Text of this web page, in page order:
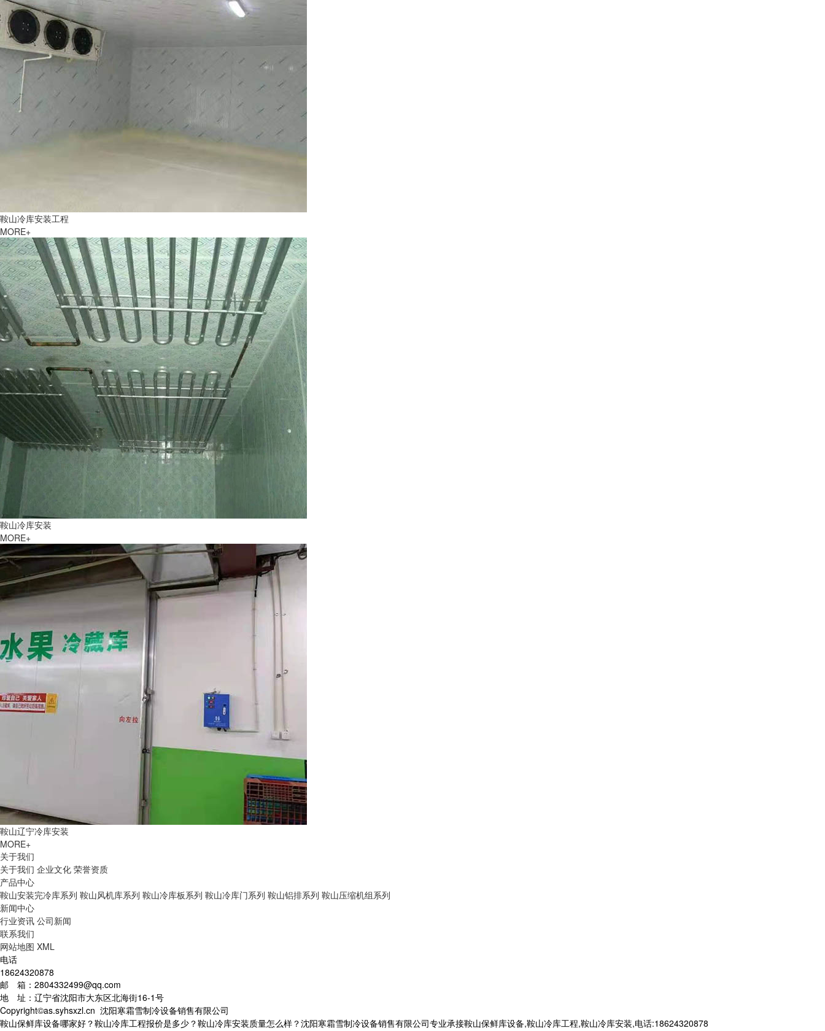
鞍山冷库安装工程
MORE+
鞍山冷库安装
MORE+
鞍山辽宁冷库安装
MORE+
关于我们
关于我们 企业文化 荣誉资质
产品中心
鞍山安装完冷库系列 鞍山风机库系列 鞍山冷库板系列 鞍山冷库门系列 鞍山铝排系列 鞍山压缩机组系列
新闻中心
行业资讯 公司新闻
联系我们
网站地图 XML
电话
18624320878
邮 箱：2804332499@qq.com
地 址：辽宁省沈阳市大东区北海街16-1号
Copyright©as.syhsxzl.cn 沈阳寒霜雪制冷设备销售有限公司
鞍山保鲜库设备哪家好？鞍山冷库工程报价是多少？鞍山冷库安装质量怎么样？沈阳寒霜雪制冷设备销售有限公司专业承接鞍山保鲜库设备,鞍山冷库工程,鞍山冷库安装,电话:18624320878